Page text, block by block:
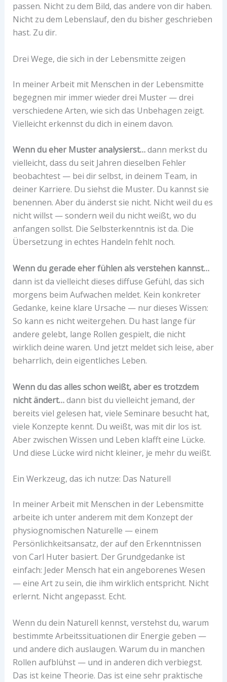
passen. Nicht zu dem Bild, das andere von dir haben.
Nicht zu dem Lebenslauf, den du bisher geschrieben
hast. Zu dir.
Drei Wege, die sich in der Lebensmitte zeigen
In meiner Arbeit mit Menschen in der Lebensmitte
begegnen mir immer wieder drei Muster — drei
verschiedene Arten, wie sich das Unbehagen zeigt.
Vielleicht erkennst du dich in einem davon.
Wenn du eher Muster analysierst…dann merkst du
vielleicht, dass du seit Jahren dieselben Fehler
beobachtest — bei dir selbst, in deinem Team, in
deiner Karriere. Du siehst die Muster. Du kannst sie
benennen. Aber du änderst sie nicht. Nicht weil du es
nicht willst — sondern weil du nicht weißt, wo du
anfangen sollst. Die Selbsterkenntnis ist da. Die
Übersetzung in echtes Handeln fehlt noch.
Wenn du gerade eher fühlen als verstehen kannst…
dann ist da vielleicht dieses diffuse Gefühl, das sich
morgens beim Aufwachen meldet. Kein konkreter
Gedanke, keine klare Ursache — nur dieses Wissen:
So kann es nicht weitergehen. Du hast lange für
andere gelebt, lange Rollen gespielt, die nicht
wirklich deine waren. Und jetzt meldet sich leise, aber
beharrlich, dein eigentliches Leben.
Wenn du das alles schon weißt, aber es trotzdem
nicht ändert…dann bist du vielleicht jemand, der
bereits viel gelesen hat, viele Seminare besucht hat,
viele Konzepte kennt. Du weißt, was mit dir los ist.
Aber zwischen Wissen und Leben klafft eine Lücke.
Und diese Lücke wird nicht kleiner, je mehr du weißt.
Ein Werkzeug, das ich nutze: Das Naturell
In meiner Arbeit mit Menschen in der Lebensmitte
arbeite ich unter anderem mit dem Konzept der
physiognomischen Naturelle — einem
Persönlichkeitsansatz, der auf den Erkenntnissen
von Carl Huter basiert. Der Grundgedanke ist
einfach: Jeder Mensch hat ein angeborenes Wesen
— eine Art zu sein, die ihm wirklich entspricht. Nicht
erlernt. Nicht angepasst. Echt.
Wenn du dein Naturell kennst, verstehst du, warum
bestimmte Arbeitssituationen dir Energie geben —
und andere dich auslaugen. Warum du in manchen
Rollen aufblühst — und in anderen dich verbiegst.
Das ist keine Theorie. Das ist eine sehr praktische